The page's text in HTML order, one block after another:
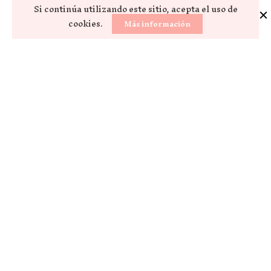
Si continúa utilizando este sitio, acepta el uso de
cookies. Más información